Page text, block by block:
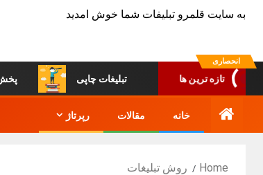
به سایت قلمرو تبلیفات شما خوش امدید
انحصاری
تازه ترین ها پخش تبلیغات چاپی
خانه مقالات رپرتاژ
Home روش تبلیغات